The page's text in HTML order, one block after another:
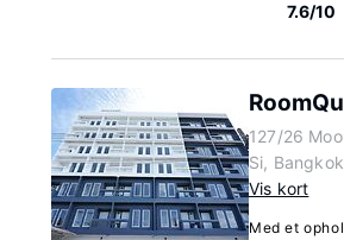
7.6/10
127/26
Si,
Vis kort
Med et